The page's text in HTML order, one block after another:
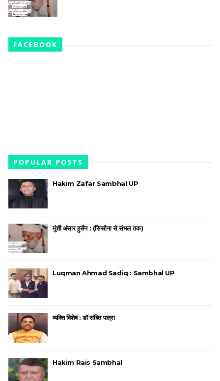
FACEBOOK
POPULAR POSTS
Hakim Zafar Sambhal UP
मुंशी अंसार हुसैन : (सिसौना से संभल तक)
Luqman Ahmad Sadiq : Sambhal UP
व्यक्ति विशेष : डॉ संबित पात्रा
Hakim Rais Sambhal